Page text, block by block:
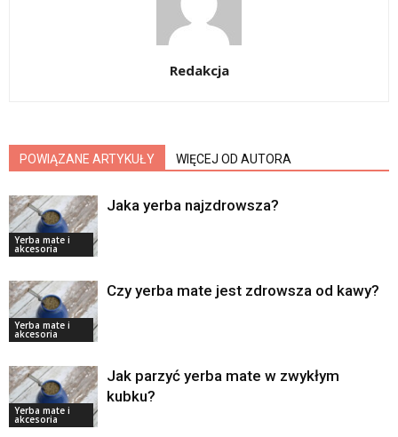
Redakcja
POWIĄZANE ARTYKUŁY WIĘCEJ OD AUTORA
Yerba mate i
akcesoria
Jaka yerba najzdrowsza?
Yerba mate i
akcesoria
Czy yerba mate jest zdrowsza od kawy?
Yerba mate i
akcesoria
Jak parzyć yerba mate w zwykłym
kubku?